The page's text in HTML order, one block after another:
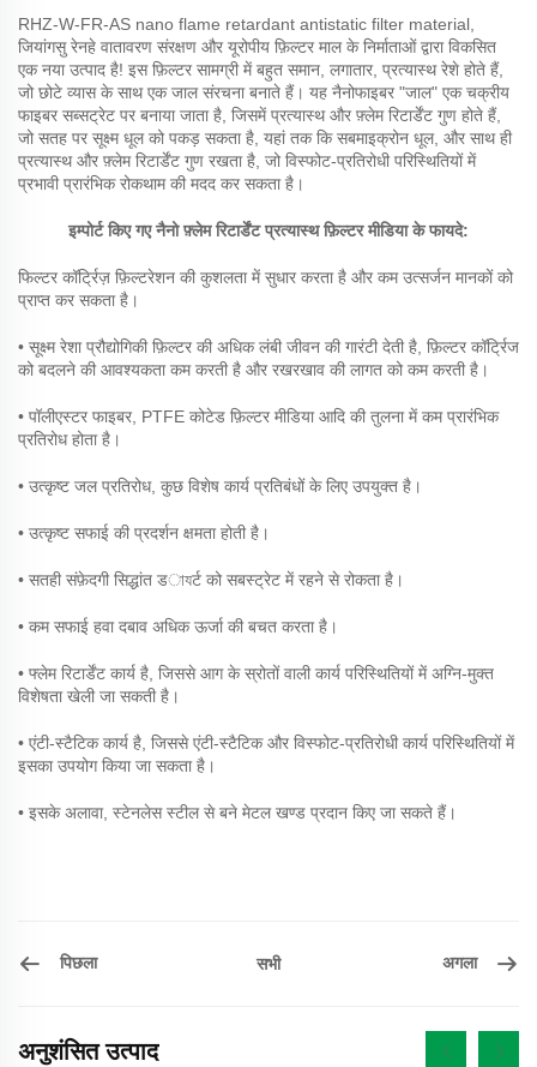
RHZ-W-FR-AS nano flame retardant antistatic filter material,
जियांगसु रेनहे वातावरण संरक्षण और यूरोपीय फ़िल्टर माल के निर्माताओं द्वारा विकसित
एक नया उत्पाद है! इस फ़िल्टर सामग्री में बहुत समान, लगातार, प्रत्यास्थ रेशे होते हैं,
जो छोटे व्यास के साथ एक जाल संरचना बनाते हैं। यह नैनोफाइबर "जाल" एक चक्रीय
फाइबर सब्सट्रेट पर बनाया जाता है, जिसमें प्रत्यास्थ और फ़्लेम रिटार्डेंट गुण होते हैं,
जो सतह पर सूक्ष्म धूल को पकड़ सकता है, यहां तक ​​कि सबमाइक्रोन धूल, और साथ ही
प्रत्यास्थ और फ़्लेम रिटार्डेंट गुण रखता है, जो विस्फोट-प्रतिरोधी परिस्थितियों में
प्रभावी प्रारंभिक रोकथाम की मदद कर सकता है।
इम्पोर्ट किए गए नैनो फ़्लेम रिटार्डेंट प्रत्यास्थ फ़िल्टर मीडिया के फायदे:
फिल्टर कॉर्ट्रिज़ फ़िल्टरेशन की कुशलता में सुधार करता है और कम उत्सर्जन मानकों को
प्राप्त कर सकता है।
• सूक्ष्म रेशा प्रौद्योगिकी फ़िल्टर की अधिक लंबी जीवन की गारंटी देती है, फ़िल्टर कॉर्ट्रिज
को बदलने की आवश्यकता कम करती है और रखरखाव की लागत को कम करती है।
• पॉलीएस्टर फाइबर, PTFE कोटेड फ़िल्टर मीडिया आदि की तुलना में कम प्रारंभिक
प्रतिरोध होता है।
• उत्कृष्ट जल प्रतिरोध, कुछ विशेष कार्य प्रतिबंधों के लिए उपयुक्त है।
• उत्कृष्ट सफाई की प्रदर्शन क्षमता होती है।
• सतही संफ़ेदगी सिद्धांत डাযर्ट को सबस्ट्रेट में रहने से रोकता है।
• कम सफाई हवा दबाव अधिक ऊर्जा की बचत करता है।
• फ्लेम रिटार्डेंट कार्य है, जिससे आग के स्रोतों वाली कार्य परिस्थितियों में अग्नि-मुक्त
विशेषता खेली जा सकती है।
• एंटी-स्टैटिक कार्य है, जिससे एंटी-स्टैटिक और विस्फोट-प्रतिरोधी कार्य परिस्थितियों में
इसका उपयोग किया जा सकता है।
• इसके अलावा, स्टेनलेस स्टील से बने मेटल खण्ड प्रदान किए जा सकते हैं।
पिछला सभी अगला
अनुशंसित उत्पाद